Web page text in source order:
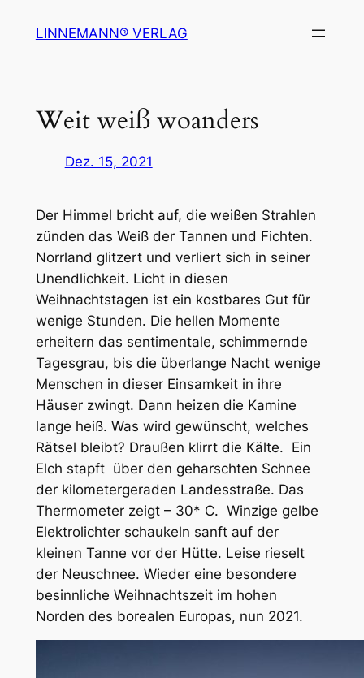
InhaltLINNEMANN® VERLAG
Weit weiß woanders
Dez. 15, 2021
Der Himmel bricht auf, die weißen Strahlen
zünden das Weiß der Tannen und Fichten.
Norrland glitzert und verliert sich in seiner
Unendlichkeit. Licht in diesen
Weihnachtstagen ist ein kostbares Gut für
wenige Stunden. Die hellen Momente
erheitern das sentimentale, schimmernde
Tagesgrau, bis die überlange Nacht wenige
Menschen in dieser Einsamkeit in ihre
Häuser zwingt. Dann heizen die Kamine
lange heiß. Was wird gewünscht, welches
Rätsel bleibt? Draußen klirrt die Kälte. Ein
Elch stapft über den geharschten Schnee
der kilometergeraden Landesstraße. Das
Thermometer zeigt – 30* C. Winzige gelbe
Elektrolichter schaukeln sanft auf der
kleinen Tanne vor der Hütte. Leise rieselt
der Neuschnee. Wieder eine besondere
besinnliche Weihnachtszeit im hohen
Norden des borealen Europas, nun 2021.